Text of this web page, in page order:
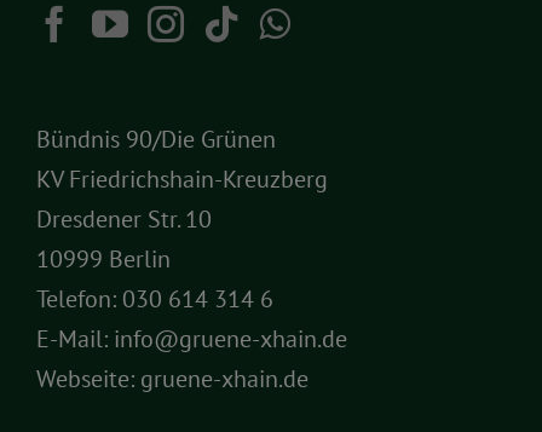
Bündnis 90/Die Grünen
KV Friedrichshain-Kreuzberg
Dresdener Str. 10
10999 Berlin
Telefon: 030 614 314 6
E-Mail: info@gruene-xhain.de
Webseite: gruene-xhain.de